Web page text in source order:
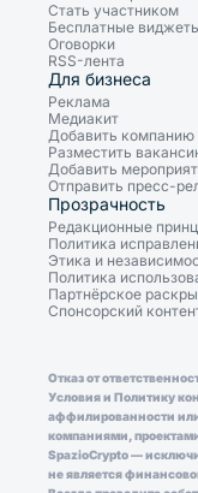
Стать участником
Бесплатные
Оговорки
RSS-лента
Для бизнеса
Реклама
Медиакит
Добавить компанию
Разместить
Добавить
Отправить пресс-
Прозрачность
Редакционные
Политика
Этика и
Политика
Партнёрское
Спонсорский
Отказ от
Условия и Политику
аффилированности
компаниями,
SpazioCrypto —
не является